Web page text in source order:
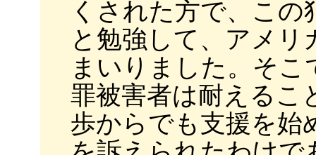
くされた方で、こ
と勉強して、アメ
まいりました。そ
罪被害者は耐えるこ
歩からでも支援を始